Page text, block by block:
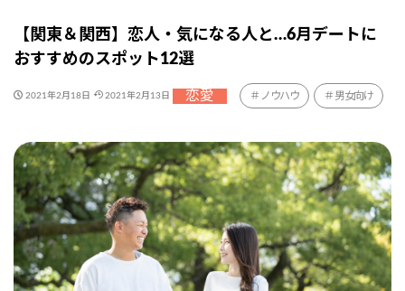
【関東＆関西】恋人・気になる人と…6月デートに
おすすめのスポット12選
2021年2月18日 2021年2月13日 恋愛 ノウハウ 男女向け